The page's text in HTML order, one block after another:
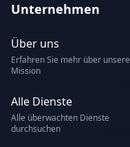
Unternehmen
Über uns
Erfahren Sie mehr über unsere
Mission
Alle Dienste
Alle überwachten Dienste
durchsuchen